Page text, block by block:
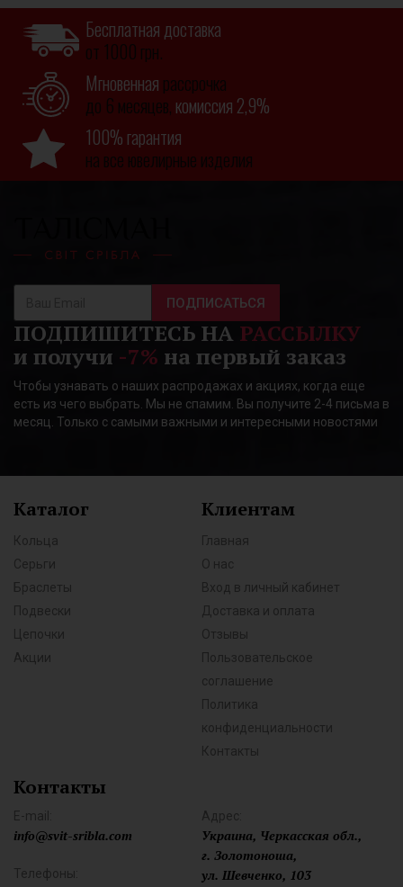
Бесплатная доставка
от 1000 грн.
Мгновенная рассрочка
до 6 месяцев, комиссия 2,9%
100% гарантия
на все ювелирные изделия
ПОДПИСАТЬСЯ
ПОДПИШИТЕСЬ НА РАССЫЛКУ
и получи -7% на первый заказ
Чтобы узнавать о наших распродажах и акциях, когда еще
есть из чего выбрать. Мы не спамим. Вы получите 2-4 письма в
месяц. Только с самыми важными и интересными новостями
Каталог
Кольца
Серьги
Браслеты
Подвески
Цепочки
Акции
Клиентам
Главная
О нас
Вход в личный кабинет
Доставка и оплата
Отзывы
Пользовательское
соглашение
Политика
конфиденциальности
Контакты
Контакты
E-mail:
info@svit-sribla.com
Телефоны:
Адрес:
Украина, Черкасская обл.,
г. Золотоноша,
ул. Шевченко, 103